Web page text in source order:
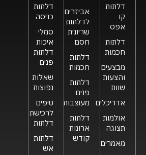
דלתות
קו
אפס
דלתות
חכמות
מבצעים
והצעות
שוות
אדריכלים
אולמות
תצוגה
מאמרים
אביזרים
לדלתות
שריונית
חסם
דלתות
חכמות
דלתות
פנים
מעוצבות
דלתות
ארונות
קודש
דלתות
כניסה
סמלי
איכות
דלתות
פנים
שאלות
נפוצות
טיפים
לרכישת
דלתות
דלתות
אש